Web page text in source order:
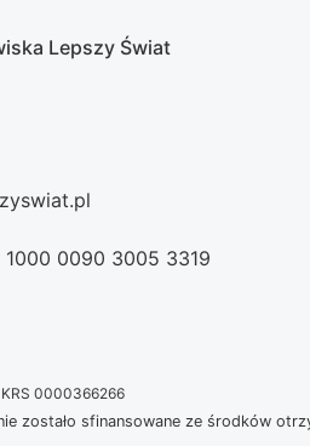
Lepszy Świat
1000 0090 3005 3319
KRS 0000366266
zostało sfinansowane ze środków